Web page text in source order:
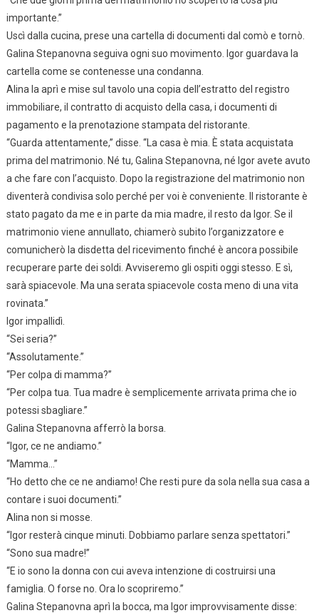
importante.”
Uscì dalla cucina, prese una cartella di documenti dal comò e tornò.
Galina Stepanovna seguiva ogni suo movimento. Igor guardava la
cartella come se contenesse una condanna.
Alina la aprì e mise sul tavolo una copia dell’estratto del registro
immobiliare, il contratto di acquisto della casa, i documenti di
pagamento e la prenotazione stampata del ristorante.
“Guarda attentamente,” disse. “La casa è mia. È stata acquistata
prima del matrimonio. Né tu, Galina Stepanovna, né Igor avete avuto
a che fare con l’acquisto. Dopo la registrazione del matrimonio non
diventerà condivisa solo perché per voi è conveniente. Il ristorante è
stato pagato da me e in parte da mia madre, il resto da Igor. Se il
matrimonio viene annullato, chiamerò subito l’organizzatore e
comunicherò la disdetta del ricevimento finché è ancora possibile
recuperare parte dei soldi. Avviseremo gli ospiti oggi stesso. E sì,
sarà spiacevole. Ma una serata spiacevole costa meno di una vita
rovinata.”
Igor impallidì.
“Sei seria?”
“Assolutamente.”
“Per colpa di mamma?”
“Per colpa tua. Tua madre è semplicemente arrivata prima che io
potessi sbagliare.”
Galina Stepanovna afferrò la borsa.
“Igor, ce ne andiamo.”
“Mamma…”
“Ho detto che ce ne andiamo! Che resti pure da sola nella sua casa a
contare i suoi documenti.”
Alina non si mosse.
“Igor resterà cinque minuti. Dobbiamo parlare senza spettatori.”
“Sono sua madre!”
“E io sono la donna con cui aveva intenzione di costruirsi una
famiglia. O forse no. Ora lo scopriremo.”
Galina Stepanovna aprì la bocca, ma Igor improvvisamente disse: